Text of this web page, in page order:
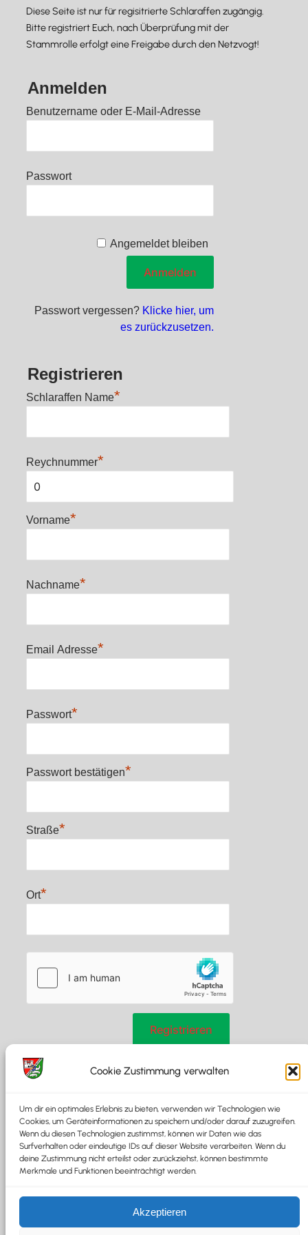
Cookie Zustimmung verwalten
Um dir ein optimales Erlebnis zu bieten, verwenden wir Technologien wie
Cookies, um Geräteinformationen zu speichern und/oder darauf zuzugreifen.
Wenn du diesen Technologien zustimmst, können wir Daten wie das
Surfverhalten oder eindeutige IDs auf dieser Website verarbeiten. Wenn du
deine Zustimmung nicht erteilst oder zurückziehst, können bestimmte
Merkmale und Funktionen beeinträchtigt werden.
Akzeptieren
Diese Seite ist nur für regisitrierte Schlaraffen zugängig.
Bitte registriert Euch, nach Überprüfung mit der
Stammrolle erfolgt eine Freigabe durch den Netzvogt!
Anmelden
Benutzername oder E-Mail-Adresse
Passwort
Angemeldet bleiben
Passwort vergessen? Klicke hier, um
es zurückzusetzen.
Registrieren
Schlaraffen Name*
Reychnummer*
Vorname*
Nachname*
Email Adresse*
Passwort*
Passwort bestätigen*
Straße*
Ort*
*Pflichtfeld
Kategorien:Sippung